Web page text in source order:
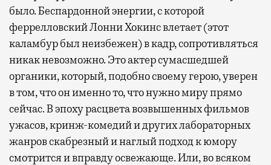
было. Беспардонной энергии, с которой
феррелловский Лонни Хокинс влетает (этот
каламбур был неизбежен) в кадр, сопротивляться
никак невозможно. Это актер сумасшедшей
органики, который, подобно своему герою, уверен
в том, что он именно то, что нужно миру прямо
сейчас. В эпоху расцвета возвышенных фильмов
ужасов, кринж-комедий и других лабораторных
жанров скабрезный и наглый подход к юмору
смотрится и вправду освежающе. Или, во всяком